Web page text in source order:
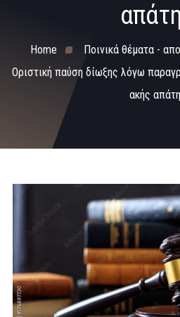
Home
Ποινικά θέματα -
Οριστική παύση δίωξης λόγω
ακής